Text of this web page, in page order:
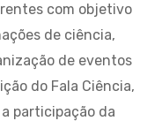
com objetivo
de ciência,
de eventos
do Fala Ciência,
participação da